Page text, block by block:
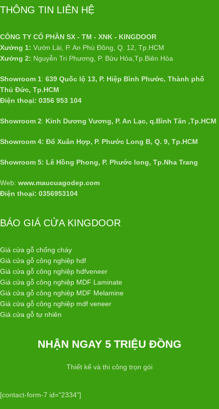
THÔNG TIN LIÊN HỆ
CÔNG TY CỔ PHẦN SX - TM - XNK - KINGDOOR
Xưởng 1: Vườn Lài, P. An Phú Đông, Q. 12, Tp.HCM
Xưởng 2: Nguyễn Tri Phương, P. Bửu Hòa,Tp.Biên Hòa
Showroom 1: 639 Quốc lộ 13, P. Hiệp Bình Phước, Thành phố
Thủ Đức, Tp.HCM
Điện thoại: 0356 953 104
Showroom 2: Kinh Dương Vương, P. An Lạc, q.Bình Tân ,Tp.HCM
Showroom 4: Đổ Xuân Hợp, P. Phước Long B, Q. 9, Tp.HCM
Showroom 5: Lê Hồng Phong, P. Phước long, Tp.Nha Trang
Web: www.maucuagodep.com
Điện thoại: 0356953104
BÁO GIÁ CỬA KINGDOOR
Giá cửa gỗ chống cháy
Giá cửa gỗ công nghiệp hdf
Giá cửa gỗ công nghiệp hdfveneer
Giá cửa gỗ công nghiệp MDF Laminate
Giá cửa gỗ công nghiệp MDF Melamine
Giá cửa gỗ công nghiệp mdf veneer
Giá cửa gỗ tự nhiên
NHẬN NGAY 5 TRIỆU ĐỒNG
Thiết kế và thi công trọn gói
[contact-form-7 id="2334"]